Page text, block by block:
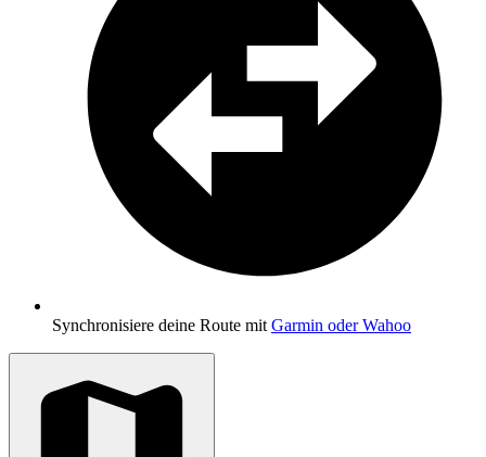
Synchronisiere deine Route mit Garmin oder Wahoo